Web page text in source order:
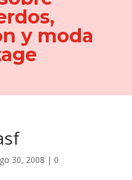
y moda
30, 2008 | 0